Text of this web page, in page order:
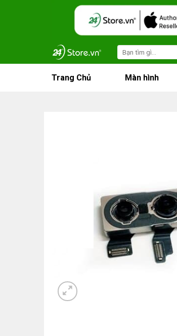
Search
for:
Trang Chủ Màn hình